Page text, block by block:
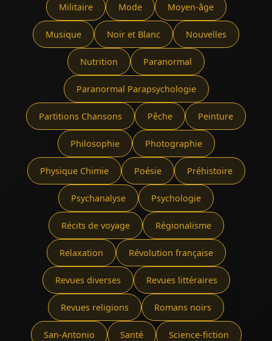
Militaire Mode Moyen-âge
Musique Noir et Blanc Nouvelles
Nutrition Paranormal
Paranormal Parapsychologie
Partitions Chansons Pêche Peinture
Philosophie Photographie
Physique Chimie Poésie Préhistoire
Psychanalyse Psychologie
Récits de voyage Régionalisme
Relaxation Révolution française
Revues diverses Revues littéraires
Revues religions Romans noirs
San-Antonio Santé Science-fiction